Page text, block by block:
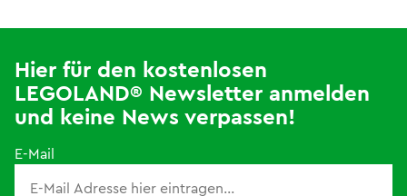
Hier für den kostenlosen
LEGOLAND® Newsletter anmelden
und keine News verpassen!
E-Mail